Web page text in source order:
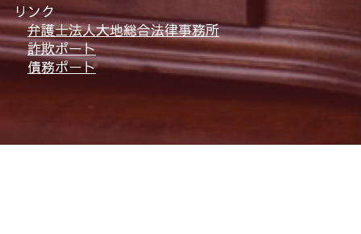
リンク
弁護士法人大地総合法律事務所
詐欺ポート
債務ポート